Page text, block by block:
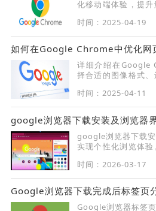
化移动端体验，提
时间：2025-04-19
如何在Google Chrome中优化网
详细介绍在Google
择合适的图像格式
图像能够更清晰、更
面的视觉质量和吸引
时间：2025-04-11
google浏览器下载安装及浏览器
google浏览器下载
实现个性化浏览体
时间：2026-03-17
Google浏览器下载完成后标签页
Google浏览器标签